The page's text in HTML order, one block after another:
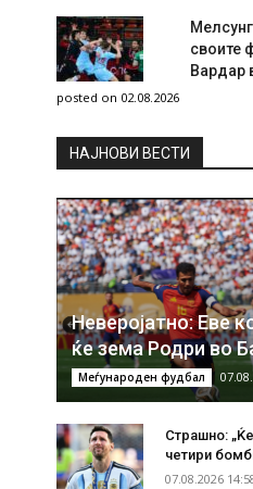
своите
Вардар
posted on 02.08.2026
НAЈНОВИ ВЕСТИ
Неверојатно: Еве
ќе зема Родри во
Меѓународен фудбал
Страшно:
четири
07.08.2026